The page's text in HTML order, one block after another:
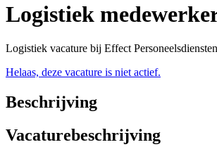
Logistiek
Logistiek vacature bij Effect
Helaas, deze vacature is niet actief.
Beschrijving
Vacaturebeschrijving